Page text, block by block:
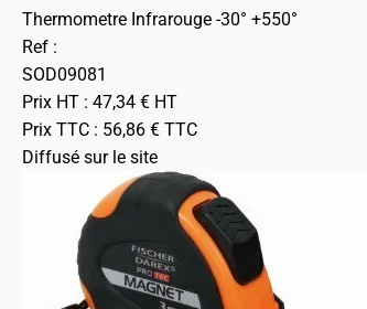
Thermometre Infrarouge -30° +550°
Ref :
SOD09081
Prix HT : 47,34 € HT
Prix TTC : 56,86 € TTC
Diffusé sur le site